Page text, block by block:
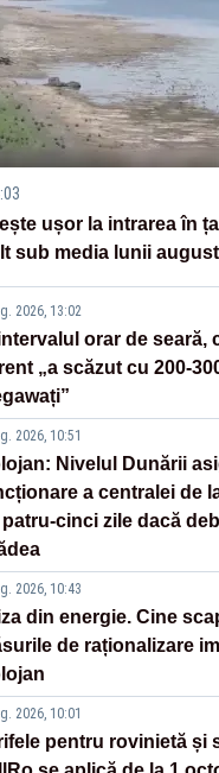
ușor la intrarea în
sub media lunii august
2026, 13:02
orar de seară,
„a scăzut cu 200-
2026, 10:51
Nivelul Dunării
a centralei de
cinci zile dacă
2026, 10:43
din energie. Cine
de raționalizare
2026, 10:01
pentru rovinietă și